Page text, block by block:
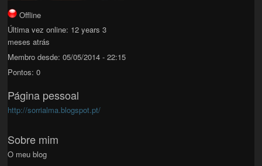
Offline
Última vez online: 12 years 3
meses atrás
Membro desde: 05/05/2014 - 22:15
Pontos: 0
Página pessoal
http://sorrialma.blogspot.pt/
Sobre mim
O meu blog